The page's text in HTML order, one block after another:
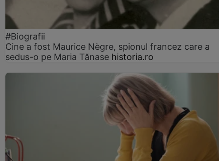
#Biografii
Cine a fost Maurice Nègre, spionul francez care a
sedus-o pe Maria Tănase historia.ro